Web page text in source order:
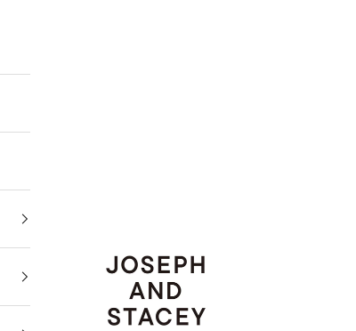
JOSEPH AND STACEY JAPAN